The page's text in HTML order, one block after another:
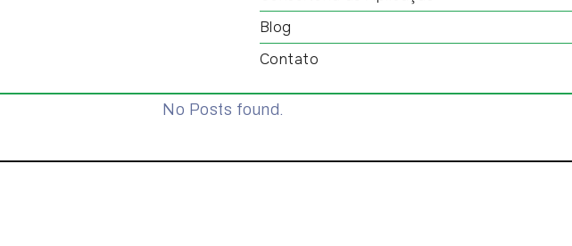
Blog
Contato
No Posts found.